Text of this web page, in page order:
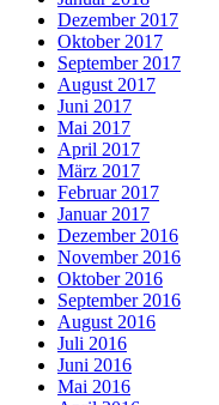
Dezember 2017
Oktober 2017
September 2017
August 2017
Juni 2017
Mai 2017
April 2017
März 2017
Februar 2017
Januar 2017
Dezember 2016
November 2016
Oktober 2016
September 2016
August 2016
Juli 2016
Juni 2016
Mai 2016